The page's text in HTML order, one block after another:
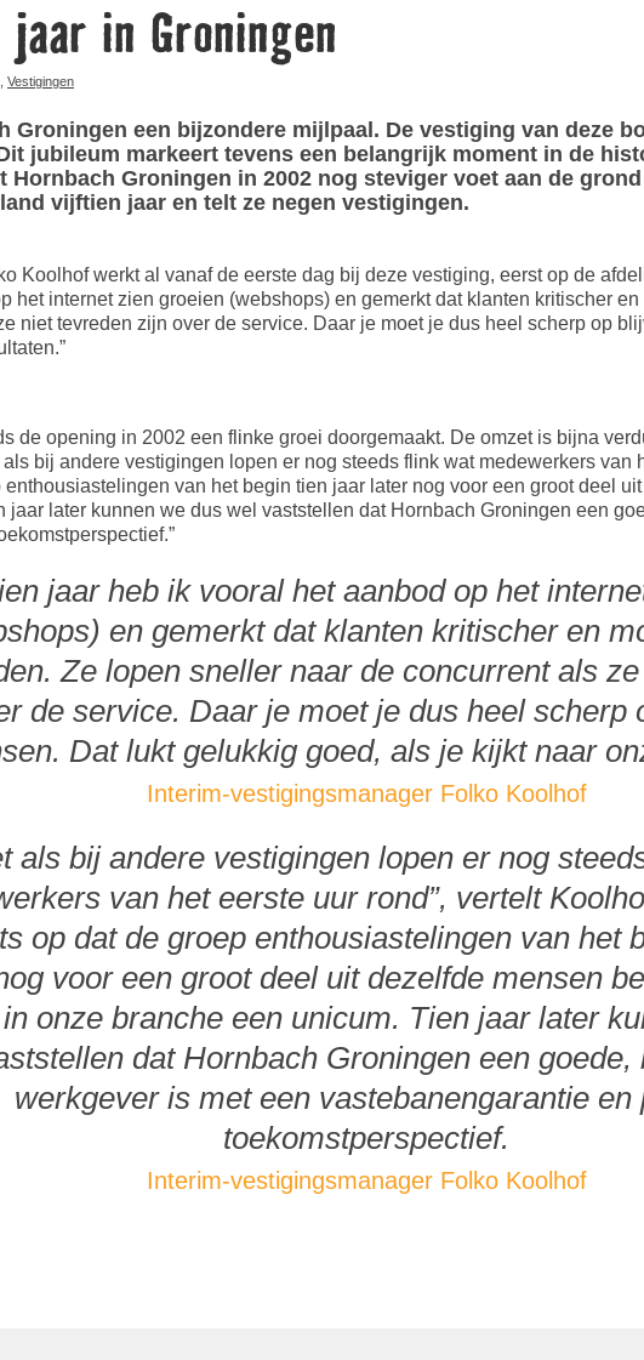
in Groningen
Vestigingen
Groningen een bijzondere mijlpaal. De vestiging van deze
jubileum markeert tevens een belangrijk moment in de
Hornbach Groningen in 2002 nog steviger voet aan de
vijftien jaar en telt ze negen vestigingen.
Koolhof werkt al vanaf de eerste dag bij deze vestiging, eerst op de
het internet zien groeien (webshops) en gemerkt dat klanten kritischer
niet tevreden zijn over de service. Daar je moet je dus heel scherp op
de opening in 2002 een flinke groei doorgemaakt. De omzet is bijna
als bij andere vestigingen lopen er nog steeds flink wat medewerkers van
van het begin tien jaar later nog voor een groot deel
jaar later kunnen we dus wel vaststellen dat Hornbach Groningen een
jaar heb ik vooral het aanbod op het
en gemerkt dat klanten kritischer en
Ze lopen sneller naar de concurrent als
de service. Daar je moet je dus heel scherp
Dat lukt gelukkig goed, als je kijkt naar
Interim-vestigingsmanager Folko Koolhof
als bij andere vestigingen lopen er nog
van het eerste uur rond”, vertelt
op dat de groep enthousiastelingen van het
voor een groot deel uit dezelfde mensen
onze branche een unicum. Tien jaar later
dat Hornbach Groningen een goede,
werkgever is met een vastebanengarantie en
toekomstperspectief.
Interim-vestigingsmanager Folko Koolhof